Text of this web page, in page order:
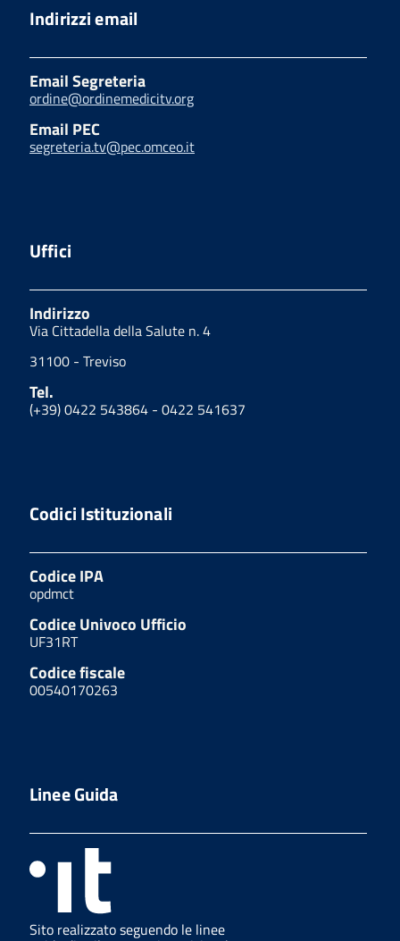
Indirizzi email
Email Segreteria
ordine@ordinemedicitv.org
Email PEC
segreteria.tv@pec.omceo.it
Uffici
Indirizzo
Via Cittadella della Salute n. 4
31100 - Treviso
Tel.
(+39) 0422 543864 - 0422 541637
Codici Istituzionali
Codice IPA
opdmct
Codice Univoco Ufficio
UF31RT
Codice fiscale
00540170263
Linee Guida
Sito realizzato seguendo le linee